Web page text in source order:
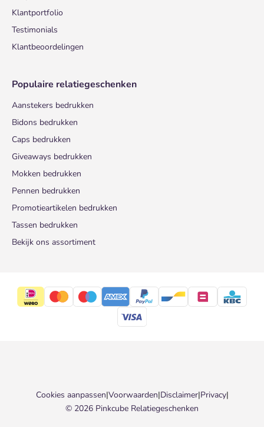
Klantportfolio
Testimonials
Klantbeoordelingen
Populaire relatiegeschenken
Aanstekers bedrukken
Bidons bedrukken
Caps bedrukken
Giveaways bedrukken
Mokken bedrukken
Pennen bedrukken
Promotieartikelen bedrukken
Tassen bedrukken
Bekijk ons assortiment
Cookies aanpassen|Voorwaarden|Disclaimer|Privacy|
© 2026 Pinkcube Relatiegeschenken